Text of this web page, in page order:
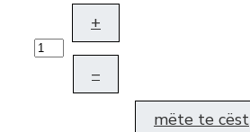
+
–
mëte te cëst